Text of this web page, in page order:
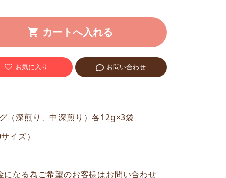
（深煎り、中深煎り）各12g×3袋
イズ）
なる為ご希望のお客様はお問い合わせ
お気に入り お問い合わせ